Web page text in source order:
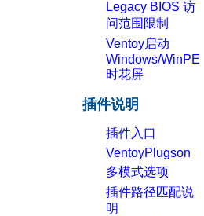
Legacy BIOS 访
问范围限制
Ventoy启动
Windows/WinPE
时花屏
插件说明
插件入口
VentoyPlugson
多模式选项
插件路径匹配说
明